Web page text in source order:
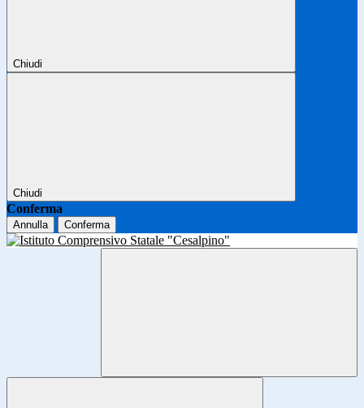
Chiudi
Chiudi
Conferma
Annulla Conferma